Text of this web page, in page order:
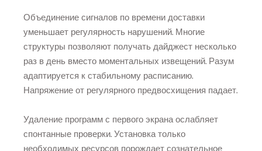
Объединение сигналов по времени доставки
уменьшает регулярность нарушений. Многие
структуры позволяют получать дайджест несколько
раз в день вместо моментальных извещений. Разум
адаптируется к стабильному расписанию.
Напряжение от регулярного предвосхищения падает.
Удаление программ с первого экрана ослабляет
спонтанные проверки. Установка только